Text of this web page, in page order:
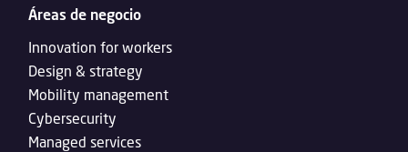
Áreas de negocio
Innovation for workers
Design & strategy
Mobility management
Cybersecurity
Managed services